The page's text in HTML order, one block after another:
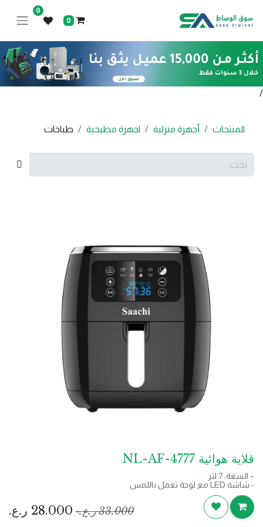
0
0
/
المنتجات أجهزة منزلية اجهزة مطبخية طباخات
قلاية هوائية NL-AF-4777
– السعة: 7 لتر
- شاشة LED مع لوحة تعمل باللمس
– وجبات خفيفة صحية ولذيذة مقلية بدون زيت
- يمكن قلي وخبز الطعام
- درجة حرارة قابلة للتعديل حتى 200 درجة مئوية
- درج غير لاصق قابل للفصل
33.000ر.ع. 28.000 ر.ع.